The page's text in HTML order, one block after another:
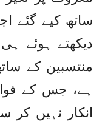
ساتھ کیے گئے
دیکھتے ہوئے
منتسبین کے
ہے، جس کے
انکار نہیں کر